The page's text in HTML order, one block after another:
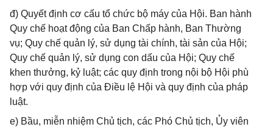
đ) Quyết định cơ cấu tổ chức bộ máy của Hội. Ban hành
Quy chế hoạt động của Ban Chấp hành, Ban Thường
vụ; Quy chế quản lý, sử dụng tài chính, tài sản của Hội;
Quy chế quản lý, sử dụng con dấu của Hội; Quy chế
khen thưởng, kỷ luật; các quy định trong nội bộ Hội phù
hợp với quy định của Điều lệ Hội và quy định của pháp
luật.
e) Bầu, miễn nhiệm Chủ tịch, các Phó Chủ tịch, Ủy viên